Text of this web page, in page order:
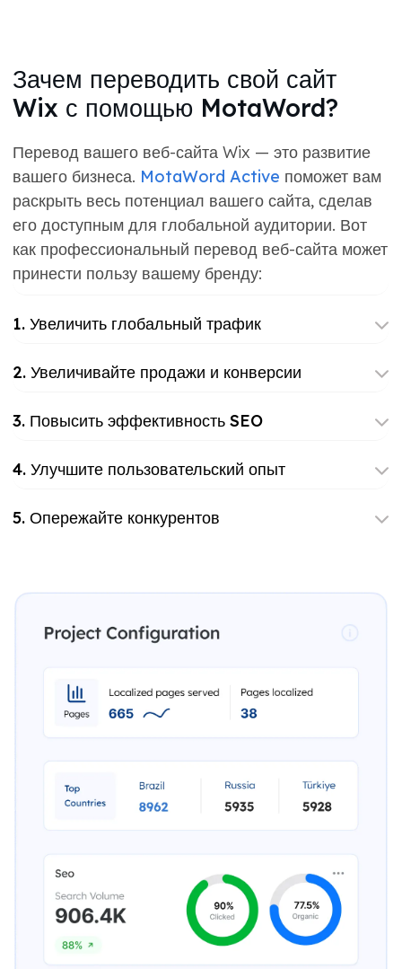
Зачем переводить свой сайт
Wix с помощью MotaWord?
Перевод вашего веб-сайта Wix — это развитие
вашего бизнеса. MotaWord Active поможет вам
раскрыть весь потенциал вашего сайта, сделав
его доступным для глобальной аудитории. Вот
как профессиональный перевод веб-сайта может
принести пользу вашему бренду:
1. Увеличить глобальный трафик
2. Увеличивайте продажи и конверсии
3. Повысить эффективность SEO
4. Улучшите пользовательский опыт
5. Опережайте конкурентов